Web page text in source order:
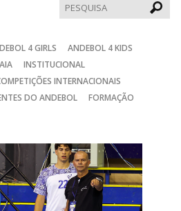
4 GIRLS
ANDEBOL 4 KIDS
INSTITUCIONAL
INTERNACIONAIS
DO ANDEBOL
FORMAÇÃO